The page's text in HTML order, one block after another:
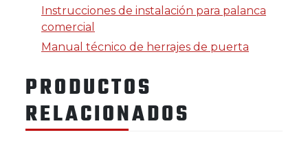
Instrucciones de instalación para palanca
comercial
Manual técnico de herrajes de puerta
PRODUCTOS
RELACIONADOS